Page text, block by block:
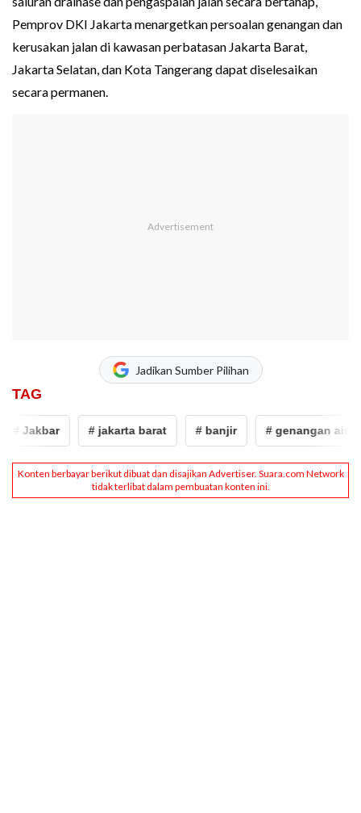
Pemprov DKI Jakarta menargetkan persoalan genangan dan
kerusakan jalan di kawasan perbatasan Jakarta Barat,
Jakarta Selatan, dan Kota Tangerang dapat diselesaikan
secara permanen.
Jadikan Sumber Pilihan
TAG
# Jakbar # jakarta barat # banjir # genangan air